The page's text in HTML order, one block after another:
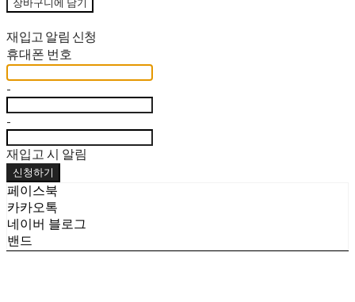
재입고 알림 신청
휴대폰 번호
-
-
재입고 시 알림
신청하기
페이스북
카카오톡
네이버 블로그
밴드